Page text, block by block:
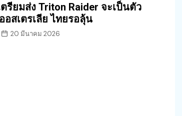
รียมส่ง Triton Raider จะเป็นตัว
สเตรเลีย ไทยรอลุ้น
20 มีนาคม 2026